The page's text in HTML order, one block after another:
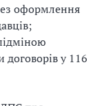
оформлення
у 116